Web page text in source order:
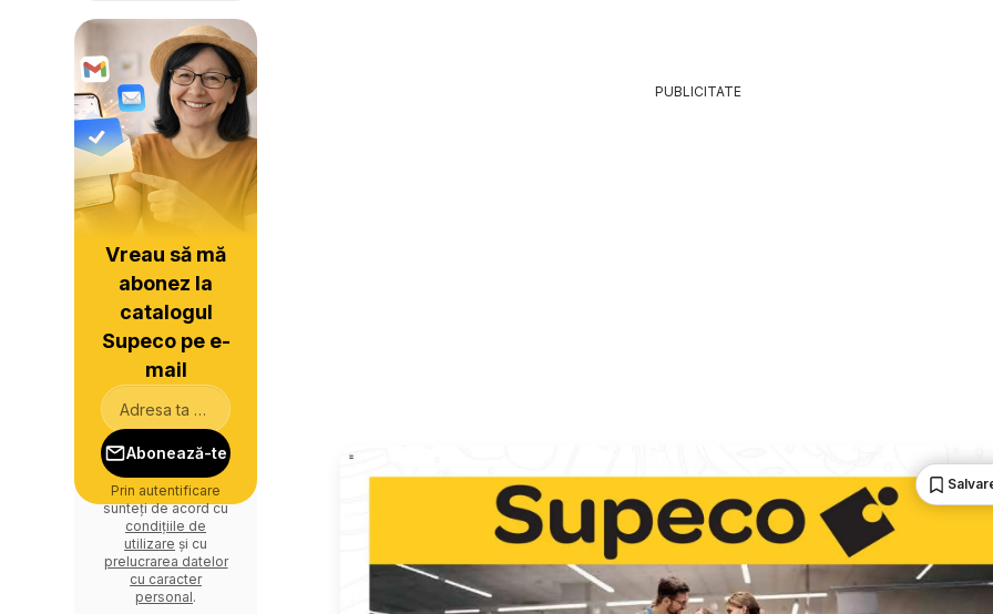
PUBLICITATE
Vreau să mă
abonez la
catalogul
Supeco pe e-
mail
Abonează-te
Prin autentificare
sunteți de acord cu
condițiile de
utilizare și cu
prelucrarea datelor
cu caracter
personal.